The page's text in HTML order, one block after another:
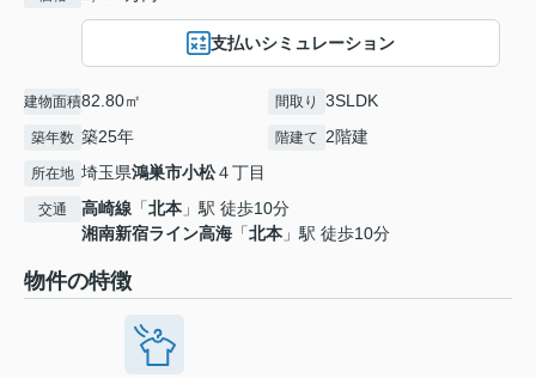
支払いシミュレーション
建物面積82.80㎡ 間取り 3SLDK
築年数 築25年 階建て 2階建
所在地 埼玉県鴻巣市小松４丁目
交通 高崎線 「北本 」駅 徒歩10分
湘南新宿ライン高海 「北本 」駅 徒歩10分
物件の特徴